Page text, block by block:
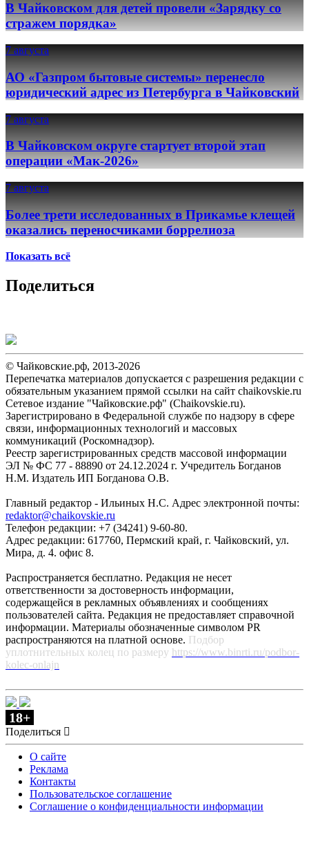
В Чайковском для детей провели «Зарядку со
стражем порядка»
7 августа
АО «Газпром бытовые системы» перенесло
юридический адрес из Петербурга в Чайковский
7 августа
В Чайковском округе стартует второй этап
операции «Мак-2026»
7 августа
Более трети исследованных в Прикамье клещей
оказались переносчиками боррелиоза
Показать всё
Поделиться
© Чайковские.рф, 2013-2026
Перепечатка материалов допускается с разрешения редакции с
обязательным указанием прямой ссылки на сайт chaikovskie.ru
Сетевое издание "Чайковские.рф" (Chaikovskie.ru).
Зарегистрировано в Федеральной службе по надзору в сфере
связи, информационных технологий и массовых
коммуникаций (Роскомнадзор).
Реестр зарегистрированных средств массовой информации
ЭЛ № ФС 77 - 88890 от 24.12.2024 г. Учредитель Богданов
Н.М. Издатель ИП Богданова О.В.
Главный редактор - Ильиных Н.С. Адрес электронной почты:
redaktor@chaikovskie.ru
Телефон редакции: +7 (34241) 9-60-80.
Адрес редакции: 617760, Пермский край, г. Чайковский, ул.
Мира, д. 4. офис 8.
Распространяется бесплатно. Редакция не несет
ответственности за достоверность информации,
содержащейся в рекламных объявлениях и сообщениях
пользователей сайта. Редакция не предоставляет справочной
информации. Материалы обозначенные символом PR
распространяются на платной основе. Подбор
уплотнительных колец по размеру https://www.binrti.ru/podbor-
kolec-onlajn
18+
Поделиться
О сайте
Реклама
Контакты
Пользовательское соглашение
Соглашение о конфиденциальности информации